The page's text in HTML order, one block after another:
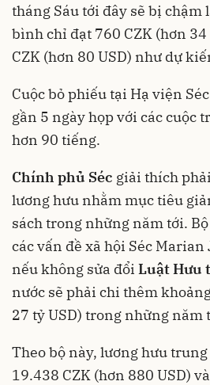
tháng Sáu tới đây sẽ bị
bình chỉ đạt 760 CZK (hơn
CZK (hơn 80 USD) như dự
Cuộc bỏ phiếu tại Hạ viện
gần 5 ngày họp với các cuộc
hơn 90 tiếng.
Chính phủ Séc giải thích
lương hưu nhằm mục tiêu
sách trong những năm tới.
các vấn đề xã hội Séc
nếu không sửa đổi Luật Hưu
nước sẽ phải chi thêm
27 tỷ USD) trong những năm
Theo bộ này, lương hưu
19.438 CZK (hơn 880 USD)